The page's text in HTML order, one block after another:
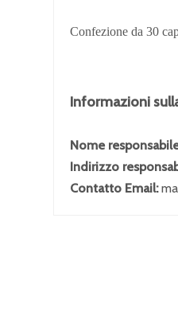
Confezione da 30
Informazioni
Nome
Indirizzo
Contatto Email: